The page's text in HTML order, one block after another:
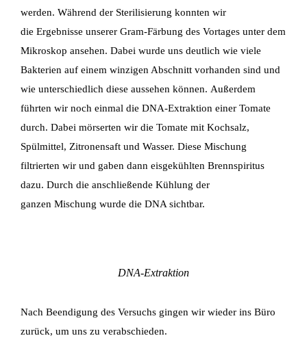
werden. Während der Sterilisierung konnten wir
die Ergebnisse unserer Gram-Färbung des Vortages unter dem
Mikroskop ansehen. Dabei wurde uns deutlich wie viele
Bakterien auf einem winzigen Abschnitt vorhanden sind und
wie unterschiedlich diese aussehen können. Außerdem
führten wir noch einmal die DNA-Extraktion einer Tomate
durch. Dabei mörserten wir die Tomate mit Kochsalz,
Spülmittel, Zitronensaft und Wasser. Diese Mischung
filtrierten wir und gaben dann eisgekühlten Brennspiritus
dazu. Durch die anschließende Kühlung der
ganzen Mischung wurde die DNA sichtbar.
DNA-Extraktion
Nach Beendigung des Versuchs gingen wir wieder ins Büro
zurück, um uns zu verabschieden.